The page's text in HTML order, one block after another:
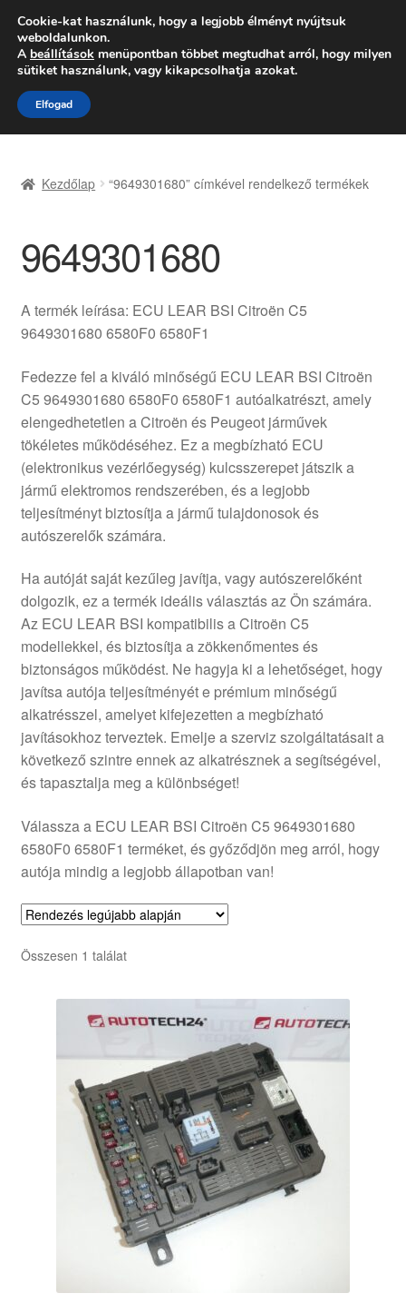
SZÁLLÍTÁS 2618 Ft-tól
Hétfő-Péntek 9:00–16:0006 80 088 054
Ugrás
a
navigációhoz
Kilépés
a
tartalomba
Adatvédelmi irányelvek
Felhasználási feltételek
Kifizetések
Panasz
Panaszkezelési szabályzat
Pénztár
Rólunk
Saját fiókom
Szállítás
Szállítás világszerte
Szekér
Kezdőlap “9649301680” címkével rendelkező termékek
9649301680
A termék leírása: ECU LEAR BSI Citroën C5
9649301680 6580F0 6580F1
Fedezze fel a kiváló minőségű ECU LEAR BSI Citroën
C5 9649301680 6580F0 6580F1 autóalkatrészt, amely
elengedhetetlen a Citroën és Peugeot járművek
tökéletes működéséhez. Ez a megbízható ECU
(elektronikus vezérlőegység) kulcsszerepet játszik a
jármű elektromos rendszerében, és a legjobb
teljesítményt biztosítja a jármű tulajdonosok és
autószerelők számára.
Ha autóját saját kezűleg javítja, vagy autószerelőként
dolgozik, ez a termék ideális választás az Ön számára.
Az ECU LEAR BSI kompatibilis a Citroën C5
modellekkel, és biztosítja a zökkenőmentes és
biztonságos működést. Ne hagyja ki a lehetőséget, hogy
javítsa autója teljesítményét e prémium minőségű
alkatrésszel, amelyet kifejezetten a megbízható
javításokhoz terveztek. Emelje a szerviz szolgáltatásait a
következő szintre ennek az alkatrésznek a segítségével,
és tapasztalja meg a különbséget!
Válassza a ECU LEAR BSI Citroën C5 9649301680
6580F0 6580F1 terméket, és győződjön meg arról, hogy
autója mindig a legjobb állapotban van!
Összesen 1 találat
Cookie-kat használunk, hogy a legjobb élményt nyújtsuk
weboldalunkon.
A beállítások menüpontban többet megtudhat arról, hogy milyen
sütiket használunk, vagy kikapcsolhatja azokat.
Elfogad